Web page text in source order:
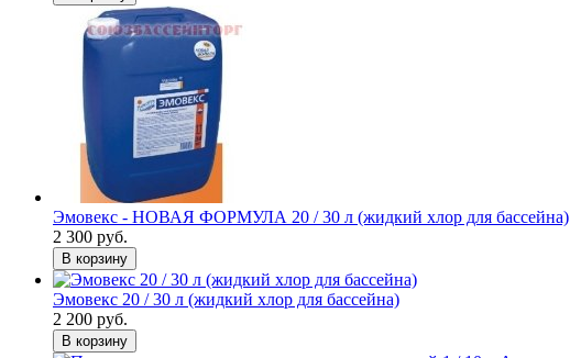
Эмовекс - НОВАЯ ФОРМУЛА 20 / 30 л (жидкий хлор для бассейна)
2 300 руб.
В корзину
Эмовекс 20 / 30 л (жидкий хлор для бассейна)
2 200 руб.
В корзину